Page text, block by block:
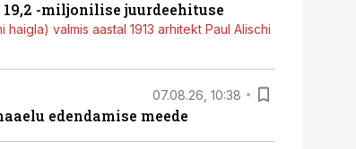
-miljonilise juurdeehituse
valmis aastal 1913 arhitekt Paul Alischi
07.08.26, 10:38
edendamise meede